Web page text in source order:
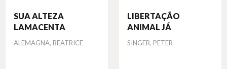
SUA ALTEZA
LAMACENTA
Autor
ALEMAGNA, BEATRICE
LIBERTAÇÃO
ANIMAL JÁ
Autor
SINGER, PETER